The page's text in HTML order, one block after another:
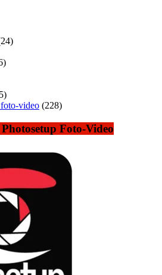
video (228)
Foto-Video